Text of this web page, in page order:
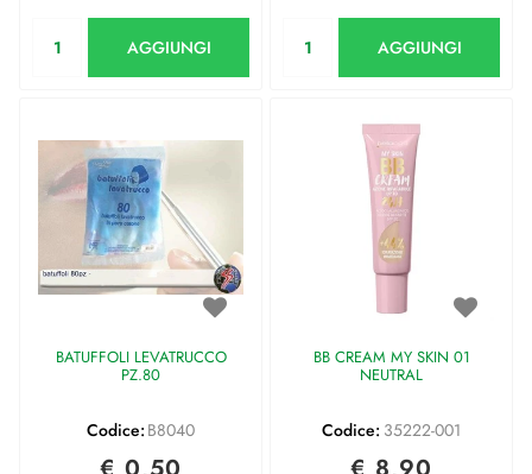
AGGIUNGI AGGIUNGI
BATUFFOLI LEVATRUCCO
PZ.80
Codice: B8040
BB CREAM MY SKIN 01
NEUTRAL
Codice: 35222-001